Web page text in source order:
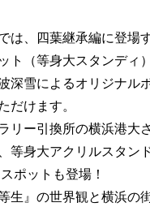
は、四葉継承編に登場
ト（等身大スタンディ
深雪によるオリジナル
だけます。
リー引換所の横浜港大
等身大アクリルスタン
ポットも登場！
生』の世界観と横浜の